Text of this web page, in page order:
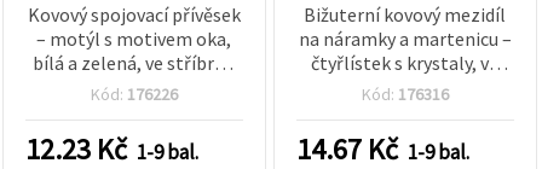
Kovový spojovací přívěsek
– motýl s motivem oka,
bílá a zelená, ve stříbrné
barvě, 17x10x3 mm,
Kód: 176226
12.23 Kč 1-9 bal.
Bižuterní kovový mezidíl
na náramky a martenicu –
čtyřlístek s krystaly, ve
zlaté barvě, 21×16×3 mm,
Kód: 176316
14.67 Kč 1-9 bal.